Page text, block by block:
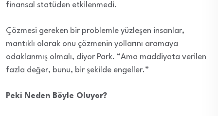
finansal statüden etkilenmedi.
Çözmesi gereken bir problemle yüzleşen insanlar,
mantıklı olarak onu çözmenin yollarını aramaya
odaklanmış olmalı, diyor Park. “Ama maddiyata verilen
fazla değer, bunu, bir şekilde engeller.”
Peki Neden Böyle Oluyor?